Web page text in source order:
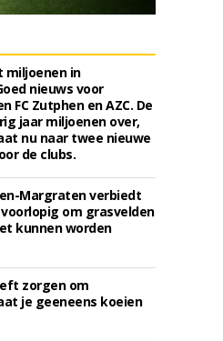
miljoenen in
nieuws voor
FC Zutphen en AZC. De
jaar miljoenen over,
nu naar twee nieuwe
de clubs.
Margraten verbiedt
om grasvelden
kunnen worden
zorgen om
je geeneens koeien